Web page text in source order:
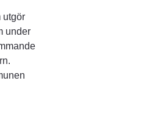
utgör
under